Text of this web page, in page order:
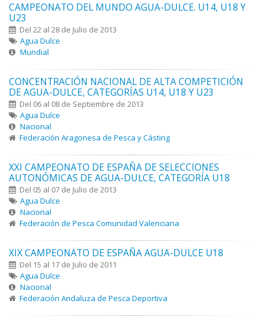
CAMPEONATO DEL MUNDO AGUA-DULCE. U14, U18 Y
U23
Del 22 al 28 de Julio de 2013
Agua Dulce
Mundial
CONCENTRACIÓN NACIONAL DE ALTA COMPETICIÓN
DE AGUA-DULCE, CATEGORÍAS U14, U18 Y U23
Del 06 al 08 de Septiembre de 2013
Agua Dulce
Nacional
Federación Aragonesa de Pesca y Cásting
XXI CAMPEONATO DE ESPAÑA DE SELECCIONES
AUTONÓMICAS DE AGUA-DULCE, CATEGORÍA U18
Del 05 al 07 de Julio de 2013
Agua Dulce
Nacional
Federación de Pesca Comunidad Valenciana
XIX CAMPEONATO DE ESPAÑA AGUA-DULCE U18
Del 15 al 17 de Julio de 2011
Agua Dulce
Nacional
Federación Andaluza de Pesca Deportiva